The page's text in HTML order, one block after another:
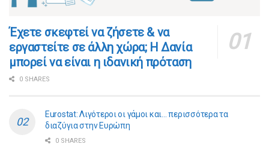
​​Έχετε σκεφτεί να ζήσετε & να
εργαστείτε σε άλλη χώρα; Η Δανία
μπορεί να είναι η ιδανική πρόταση
0 SHARES
Eurostat: Λιγότεροι οι γάμοι και… περισσότερα τα
διαζύγια στην Ευρώπη
0 SHARES